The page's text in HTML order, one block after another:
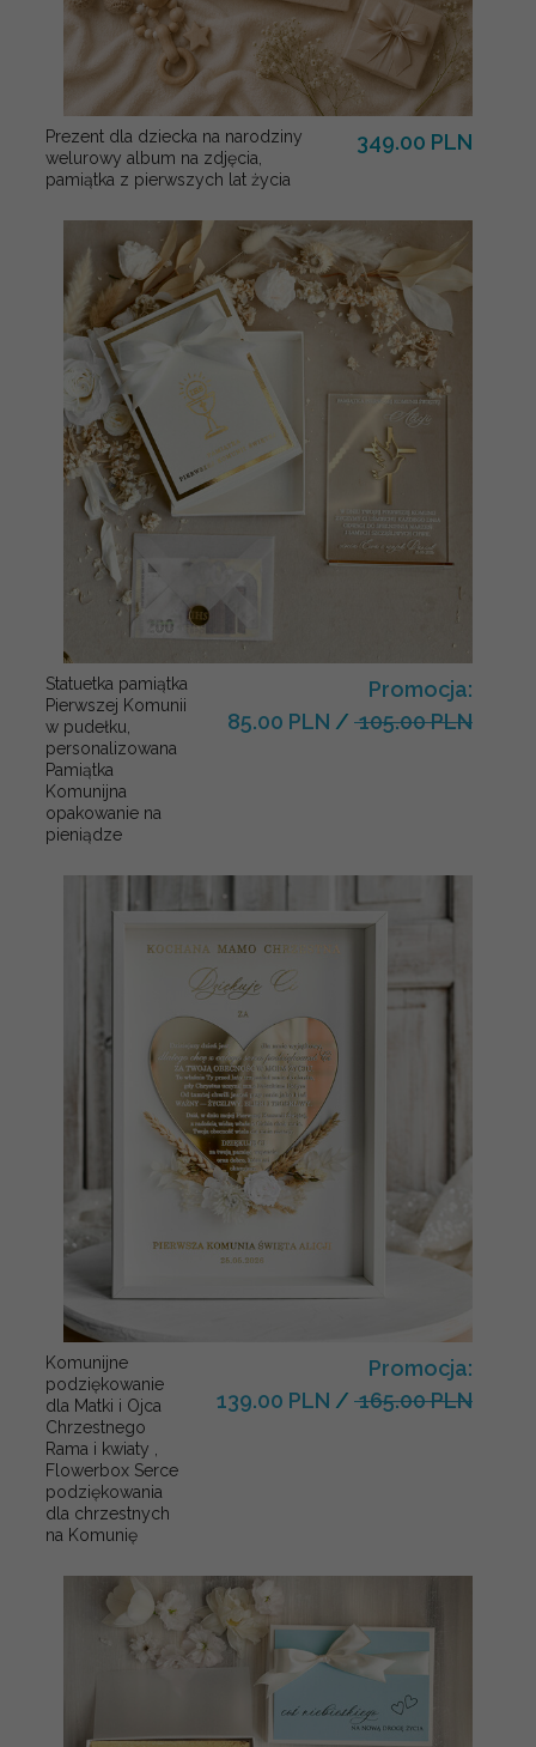
Prezent dla dziecka na narodziny
welurowy album na zdjęcia,
pamiątka z pierwszych lat życia
349.00 PLN
Statuetka pamiątka
Pierwszej Komunii
w pudełku,
personalizowana
Pamiątka
Komunijna
opakowanie na
pieniądze
Promocja:
85.00 PLN / 105.00 PLN
Komunijne
podziękowanie
dla Matki i Ojca
Chrzestnego
Rama i kwiaty ,
Flowerbox Serce
podziękowania
dla chrzestnych
na Komunię
Promocja:
139.00 PLN / 165.00 PLN